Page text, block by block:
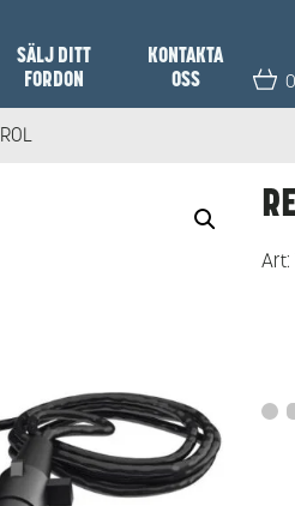
SÄLJ DITT
FORDON
KONTAKTA
OSS
0
Art: